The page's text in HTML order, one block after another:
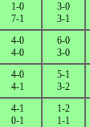
1-0
7-1
3-0
3-1
4-0
4-0
6-0
3-0
4-0
4-1
5-1
3-2
4-1
0-1
1-2
1-1